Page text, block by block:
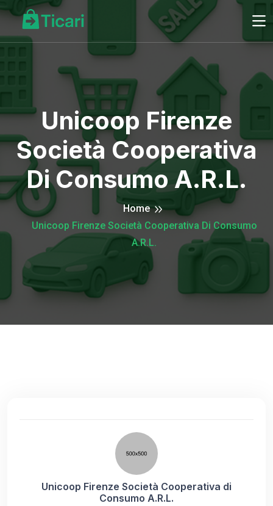
Unicoop Firenze
Società Cooperativa
Di Consumo A.R.L.
Home
Unicoop Firenze Società Cooperativa Di Consumo
A.R.L.
Unicoop Firenze Società Cooperativa di
Consumo A.R.L.